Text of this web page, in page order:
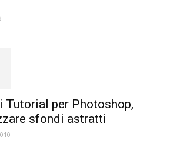
Tutorial per Photoshop,
sfondi astratti